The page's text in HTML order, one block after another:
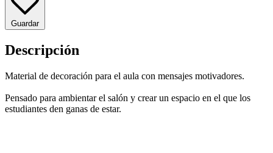
Guardar
Descripción
Material de decoración para el aula con mensajes motivadores.
Pensado para ambientar el salón y crear un espacio en el que los
estudiantes den ganas de estar.